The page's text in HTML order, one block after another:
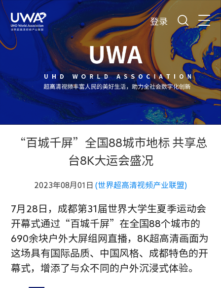
登录
“百城千屏”全国88城市地标 共享总
台8K大运会盛况
2023年08月01日 (世界超高清视频产业联盟)
7月28日，成都第31届世界大学生夏季运动会
开幕式通过“百城千屏”在全国88个城市的
690余块户外大屏组网直播，8K超高清画面为
这场具有国际品质、中国风格、成都特色的开
幕式，增添了与众不同的户外沉浸式体验。